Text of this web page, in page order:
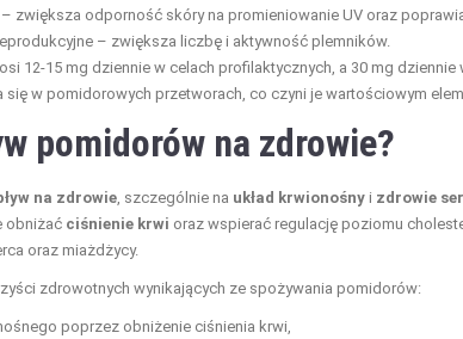
zwiększa odporność skóry na promieniowanie UV oraz
– zwiększa liczbę i aktywność plemników.
12-15 mg dziennie w celach profilaktycznych, a 30 mg
w pomidorowych przetworach, co czyni je wartościowym
pomidorów na zdrowie?
na zdrowie , szczególnie na układ krwionośny i zdrowie
obniżać ciśnienie krwi oraz wspierać regulację poziomu
oraz miażdżycy.
zdrowotnych wynikających ze spożywania pomidorów:
poprzez obniżenie ciśnienia krwi,